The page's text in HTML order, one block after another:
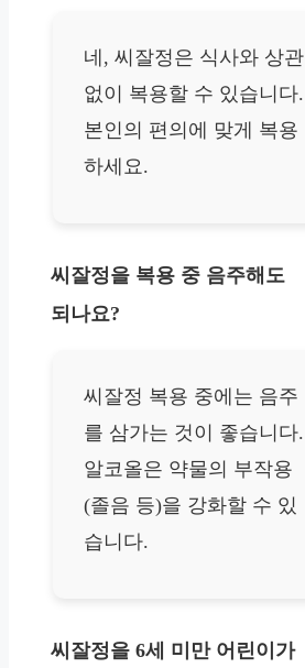
네, 씨잘정은 식사와 상관
없이 복용할 수 있습니다.
본인의 편의에 맞게 복용
하세요.
씨잘정을 복용 중 음주해도
되나요?
씨잘정 복용 중에는 음주
를 삼가는 것이 좋습니다.
알코올은 약물의 부작용
(졸음 등)을 강화할 수 있
습니다.
씨잘정을 6세 미만 어린이가